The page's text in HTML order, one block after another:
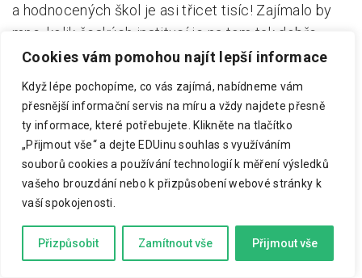
Cookies vám pomohou najít lepší informace
Když lépe pochopíme, co vás zajímá, nabídneme vám
přesnější informační servis na míru a vždy najdete přesně
ty informace, které potřebujete.
Klikněte na tlačítko
„Přijmout vše“ a dejte EDUinu souhlas s využíváním
souborů cookies a používání technologií k měření výsledků
vašeho brouzdání nebo k přizpůsobení webové stránky k
vaší spokojenosti.
Přizpůsobit Zamítnout vše Přijmout vše
a hodnocených škol je asi třicet tisíc! Zajímalo by
mne, kolik českých institucí je na tom tak dobře.
* LN Co byla největší zkušenost?
Největší zážitek byl v Singapuru. Jak obrovskou
prestiž univerzita má – nejen u veřejnosti. I u nás je
stále vysokoškolský profesor druhé nejlépe
hodnocené povolání, na rozdíl třeba od politika, ale
tam vás berou vážně i státní instituce. Jak je známo,
Singapur je takový velmi zvláštní typ demokracie,